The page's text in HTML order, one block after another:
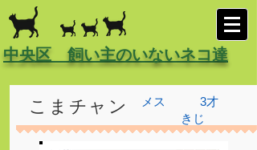
中央区 飼い主のいないネコ達
メス
こまチャン
3才
きじ